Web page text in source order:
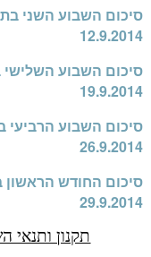
הבא
סיכום השבוע השני
12.9.2014
סיכום השבוע השלישי
19.9.2014
סיכום השבוע הרביעי
26.9.2014
סיכום החודש הראשון
29.9.2014
תקנון